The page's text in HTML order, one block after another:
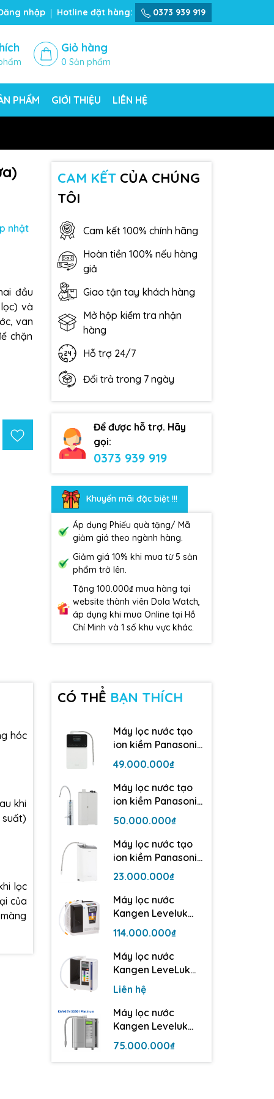
nhập Hotline đặt hàng: 0373 939 919
Giỏ hàng
0 Sản phẩm
PHẨM GIỚI THIỆU LIÊN HỆ
nhật
đầu
và
van
chặn
CAM KẾTCỦA CHÚNG
TÔI
Cam kết 100% chính hãng
Hoàn tiền 100% nếu hàng
giả
Giao tận tay khách hàng
Mở hộp kiểm tra nhận
hàng
Hỗ trợ 24/7
Đổi trả trong 7 ngày
Để được hỗ trợ. Hãy
gọi:
0373 939 919
Khuyến mãi đặc biệt !!!
Áp dụng Phiếu quà tặng/ Mã
giảm giá theo ngành hàng.
Giảm giá 10% khi mua từ 5 sản
phẩm trở lên.
Tặng 100.000₫ mua hàng tại
website thành viên Dola Watch,
áp dụng khi mua Online tại Hồ
Chí Minh và 1 số khu vực khác.
hóc
khi
lọc
của
CÓ THỂ BẠN THÍCH
Máy lọc nước tạo
ion kiềm Panasonic
TK-AS700 | 5 tấm
điện cực
49.000.000₫
Máy lọc nước tạo
ion kiềm Panasonic
TK-AB50| 5 tấm
điện cực
50.000.000₫
Máy lọc nước tạo
ion kiềm Panasonic
TK-AS500 | 3 tấm
điện cực
23.000.000₫
Máy lọc nước
Kangen Leveluk
Super 501
114.000.000₫
Máy lọc nước
Kangen LeveLuk
JrII - 3 tấm điện cực
Liên hệ
Máy lọc nước
Kangen Leveluk
SD501 Platinum
75.000.000₫